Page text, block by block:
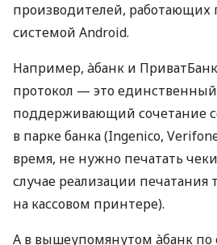
производителей,
системой Android.
Например, àбанк и ПриватБанк
протокол — это
поддерживающий сочетание
в парке банка (Ingenico,
время, не нужно печатать
случае реализации печатания
на кассовом принтере).
А в вышеупомянутом àбанк по